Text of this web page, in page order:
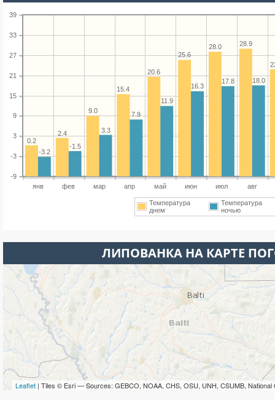
янв фев мар апр май июн июл авг
-9
-3
3
9
15
21
27
33
39
28.9
28.0
25.6
20.6
15.4
9.0
2.4
0.2
18.0
17.8
16.3
11.9
7.9
3.3
-1.5
-3.2
Температура
днем
Температура
ночью
ЛИПОВАНКА НА КАРТЕ
Leaflet | Tiles © Esri — Sources: GEBCO, NOAA, CHS, OSU, UNH, CSUMB, National